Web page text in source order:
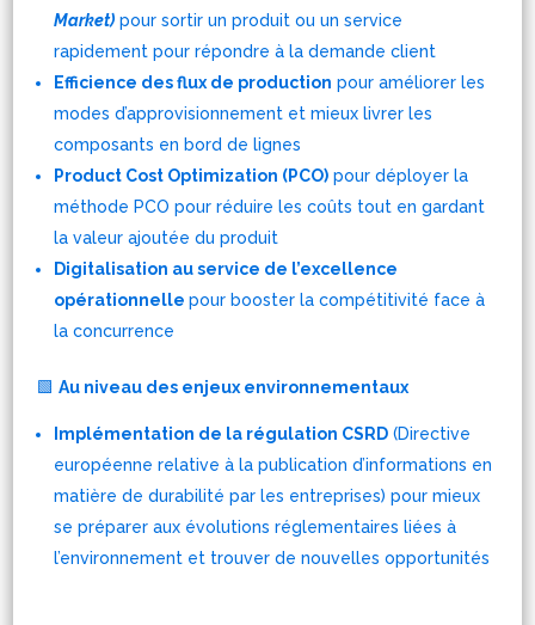
Market) pour sortir un produit ou un service
rapidement pour répondre à la demande client
Efficience des flux de production pour améliorer les
modesd’approvisionnement et mieux livrer les
composants en bord de lignes
Product Cost Optimization (PCO) pour déployer la
méthode PCO pour réduire les coûts tout en gardant
la valeur ajoutée du produit
Digitalisation au service de l’excellence
opérationnellepour booster la compétitivité face à
la concurrence
🟩Au niveau des enjeux environnementaux
Implémentation de la régulation CSRD (Directive
européenne relative à la publication d’informations en
matière de durabilité par les entreprises) pour mieux
se préparer aux évolutions réglementaires liées à
l’environnement et trouver de nouvelles opportunités